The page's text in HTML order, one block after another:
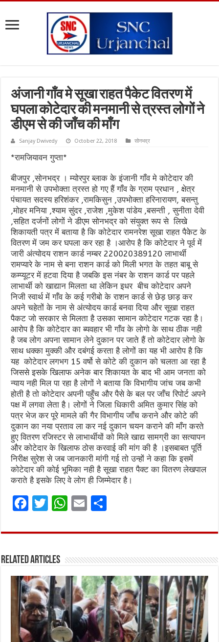
अंजानी गाँव मे सूखा राहत पैकेट वितरण में
घपला कोटेदार की मनमानी से त्रस्त लोगों ने
डीएम से की जाँच की माँग
Sanjay Dwivedy October 22, 2018 सोनभद्र
*रामजियावन गुप्ता*
बीजपुर ,सोनभद्र । म्योरपुर ब्लाक के इंजानी गाँव मे कोटेदार की
मनमानी से उपभोक्ता त्रस्त हो गए हैं गाँव के ग्राम प्रधान , क्षेत्र
पंचायत सदस्य हरिशंकर ,रामकिसुन ,उपभोक्ता हरिनारायण, बसन्तु
,मोहर मनिया ,श्याम सुंदर ,राजेश ,मुकेश पांडेय ,बसन्ती , सुनीता देवी
,सहित दर्जनों लोगों ने डीएम सोनभद्र को संयुक्त रूप से लिखे
शिकायती पत्र में बताया है कि कोटेदार रामनरेश सूखा राहत पैकेट के
वितरण में जम कर घपला कर रहा है ।आरोप है कि कोटेदार ने पूर्व में
जारी अंत्योदय राशन कार्ड नम्बर 220020389120 लाभार्थी
रामप्यारे के नाम से बना राशन कार्ड को मिली भगत के तहत बाबू से
कम्प्यूटर में हटवा दिया है जबकि इस नंबर के राशन कार्ड पर पहले
लाभार्थी को खाद्यान मिलता था लेकिन इधर बीच कोटेदार अपने
निजी स्वार्थ में गाँव के कई गरीबो के राशन कार्ड से छेड़ छाड़ कर
अपने चहेतों के नाम से अंत्योदय कार्ड बनवा दिया और सूखा राहत
पैकट जो सरकार से मिलता है उसका सामान कोटेदार गटक रहा है।
आरोप है कि कोटेदार का ब्यवहार भी गाँव के लोगो के साथ ठीक नही
है जब लोग अपना सामान लेने दुकान पर जाते हैं तो कोटेदार लोगो के
साथ धक्का मुक्की और दबंगई करता है लोगों का यह भी आरोप है कि
यह कोटेदार लगभग 15 वर्षो से कोटे की दुकान को चलता आ रहा है
जिससे इसके खिलाफ अनेक बार शिकायत के बाद भी आम जनता को
न्याय नही मिल पा रहा है लोगों ने बताया कि विभागीय जांच जब कभी
होती है तो कोटेदार अपनी पहुँच और पैसे के बल पर जाँच रिपोर्ट अपने
पक्ष में लगवा लेता है। लोगों ने जिला धिकारी अमित कुमार सिंह को
पत्र भेज कर पूरे मामले की गैर विभागीय जाँच कराने और कोटे की
दुकान का नया प्रताव ला कर नई दुकान चयन कराने की माँग करते
हुए वितरण रजिस्टर से लाभार्थीयों को मिले खाद्य सामग्री का सत्यापन
और कोटेदार के खिलाफ ठोस करवाई की मांग की है ।इसबाबत पूर्ति
निरीक्ष सुरेश से जब जानकारी मांगी गई तो उन्हों ने कहा कि इसमें
कोटेदार की कोई भूमिका नही है सूखा राहत पैक्ट का वितरण लेखपाल
कराते है इसके लिए वे लोग ही जिम्मेदार है।
F
ce
o
o
k
T
it
r
W
at
A
p
p
E
ai ar
Related Articles